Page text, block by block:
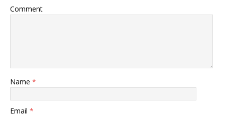
Comment
Name *
Email *